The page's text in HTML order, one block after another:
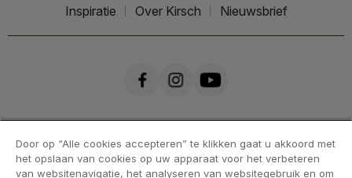
Inspiratie Over Kirsch Nieuwsbrief
Door op “Alle cookies accepteren” te klikken gaat u akkoord met
het opslaan van cookies op uw apparaat voor het verbeteren
van websitenavigatie, het analyseren van websitegebruik en om